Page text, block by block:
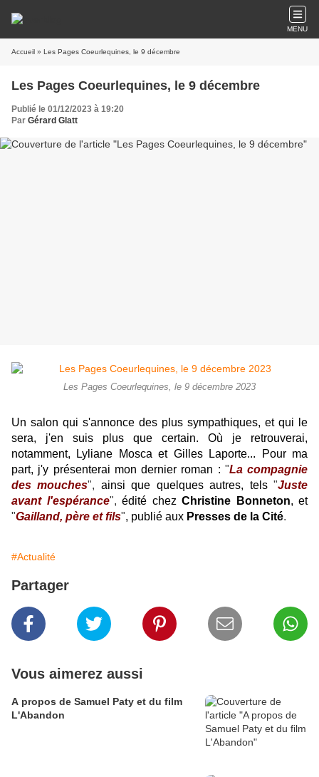
MENU
Accueil » Les Pages Coeurlequines, le 9 décembre
Les Pages Coeurlequines, le 9 décembre
Publié le 01/12/2023 à 19:20
Par Gérard Glatt
Les Pages Coeurlequines, le 9 décembre 2023
Un salon qui s'annonce des plus sympathiques, et qui le
sera, j'en suis plus que certain. Où je retrouverai,
notamment, Lyliane Mosca et Gilles Laporte... Pour ma
part, j'y présenterai mon dernier roman : "La compagnie
des mouches", ainsi que quelques autres, tels"Juste
avant l'espérance", édité chez Christine Bonneton, et
"Gailland, père et fils", publié aux Presses de la Cité.
#Actualité
Partager
Vous aimerez aussi
A propos de Samuel Paty et du film
L'Abandon